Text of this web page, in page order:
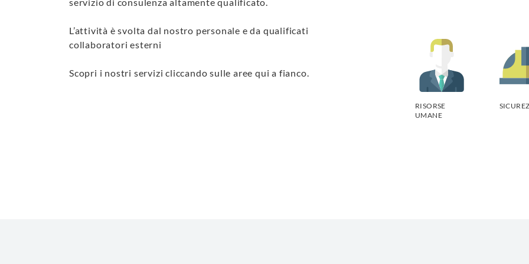
L’attività è svolta dal nostro personale e da qualificati
collaboratori esterni
Scopri i nostri servizi cliccando sulle aree qui a fianco.
RISORSE
UMANE